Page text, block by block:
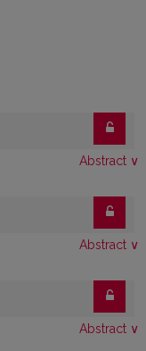
Abstract ∨
Abstract ∨
Abstract ∨